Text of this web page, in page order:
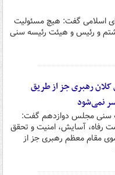
اسلامی گفت: هیچ مسئولیت
و رئیس و هیئت رئیسه سنی
رهبری جز از طریق
نمی‌شود
سنی مجلس دوازدهم گفت:
رفاه، آسایش، امنیت و تحقق
مقام معظم رهبری جز از